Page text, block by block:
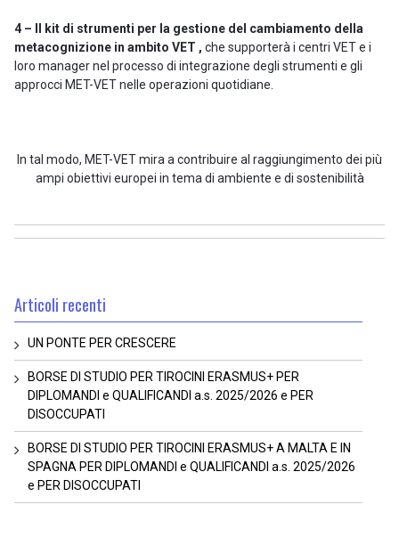
4 – Il kit di strumenti per la gestione del cambiamento della
metacognizione in ambito VET , che supporterà i centri VET e i
loro manager nel processo di integrazione degli strumenti e gli
approcci MET-VET nelle operazioni quotidiane.
In tal modo, MET-VET mira a contribuire al raggiungimento dei più
ampi obiettivi europei in tema di ambiente e di sostenibilità
Articoli recenti
UN PONTE PER CRESCERE
BORSE DI STUDIO PER TIROCINI ERASMUS+ PER
DIPLOMANDI e QUALIFICANDI a.s. 2025/2026 e PER
DISOCCUPATI
BORSE DI STUDIO PER TIROCINI ERASMUS+ A MALTA E IN
SPAGNA PER DIPLOMANDI e QUALIFICANDI a.s. 2025/2026
e PER DISOCCUPATI